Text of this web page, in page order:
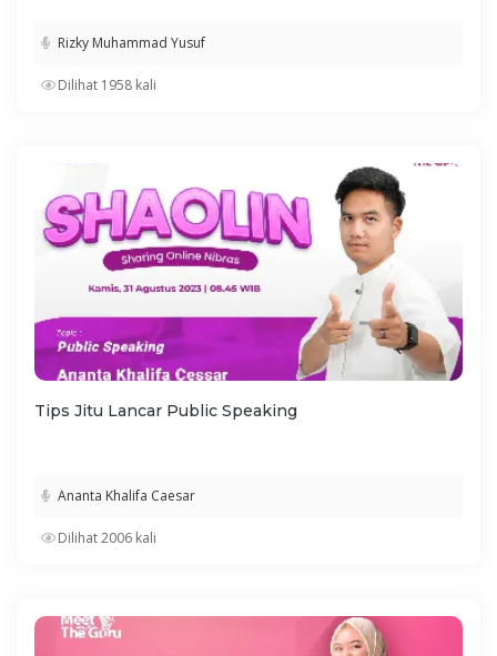
Rizky Muhammad Yusuf
Dilihat 1958 kali
Tips Jitu Lancar Public Speaking
Ananta Khalifa Caesar
Dilihat 2006 kali